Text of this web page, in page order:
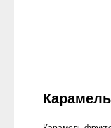
Карамель